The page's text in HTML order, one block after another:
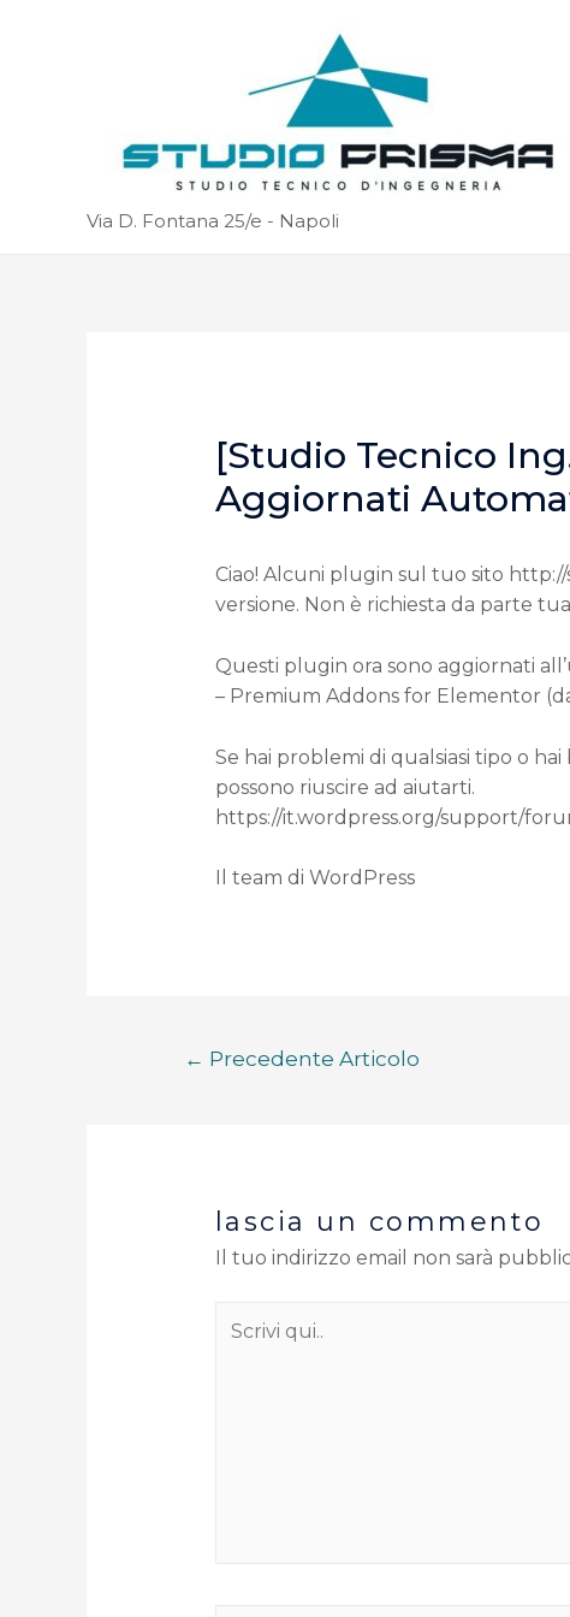
Via D. Fontana 25/e - Napoli
[Studio Tecnico
Aggiornati
Ciao! Alcuni plugin sul tuo sito
versione. Non è richiesta da parte
Questi plugin ora sono aggiornati
– Premium Addons for Elementor (da
Se hai problemi di qualsiasi tipo o
possono riuscire ad aiutarti.
https://it.wordpress.org/support/
Il team di WordPress
← Precedente Articolo
lascia un commento
Il tuo indirizzo email non sarà